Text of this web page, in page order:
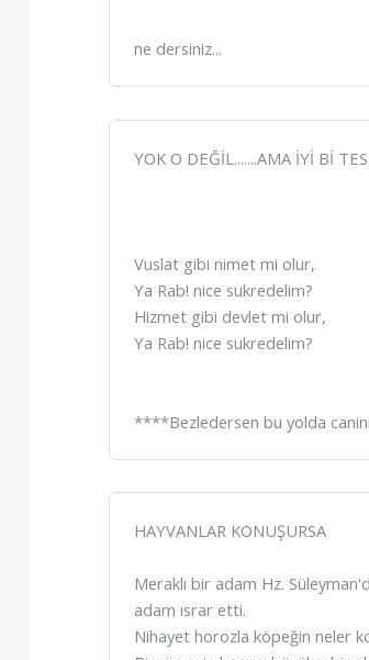
ne dersiniz...
YOK O DEĞİL.......AMA İYİ Bİ
Vuslat gibi nimet mi olur,
Ya Rab! nice sukredelim?
Hizmet gibi devlet mi olur,
Ya Rab! nice sukredelim?
****Bezledersen bu yolda
HAYVANLAR KONUŞURSA
Meraklı bir adam Hz.
adam ısrar etti.
Nihayet horozla köpeğin neler